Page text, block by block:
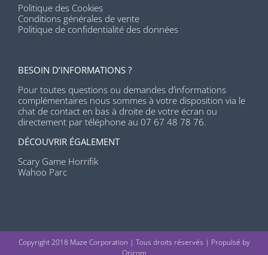
Politique des Cookies
Conditions générales de vente
Politique de confidentialité des données
BESOIN D’INFORMATIONS ?
Pour toutes questions ou demandes d’informations
complémentaires nous sommes à votre disposition via le
chat de contact en bas à droite de votre écran ou
directement par téléphone au 07 67 48 78 76.
DÉCOUVRIR ÉGALEMENT
Scary Game Horrifik
Wahoo Parc
Copyright 2018 Maze Corporation | Tous droits réservés | Propulsé by
Oricom